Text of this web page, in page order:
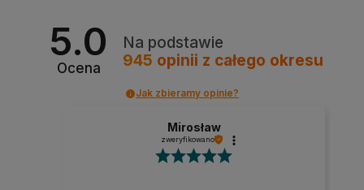
5.0
Ocena
Na podstawie
945 opinii z całego okresu
Jak zbieramy opinie?
Mirosław
zweryfikowano